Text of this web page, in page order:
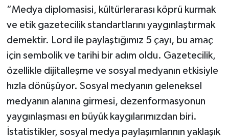
“Medya diplomasisi, kültürlerarası köprü kurmak
ve etik gazetecilik standartlarını yaygınlaştırmak
demektir. Lord ile paylaştığımız 5 çayı, bu amaç
için sembolik ve tarihi bir adım oldu. Gazetecilik,
özellikle dijitalleşme ve sosyal medyanın etkisiyle
hızla dönüşüyor. Sosyal medyanın geleneksel
medyanın alanına girmesi, dezenformasyonun
yaygınlaşması en büyük kaygılarımızdan biri.
İstatistikler, sosyal medya paylaşımlarının yaklaşık